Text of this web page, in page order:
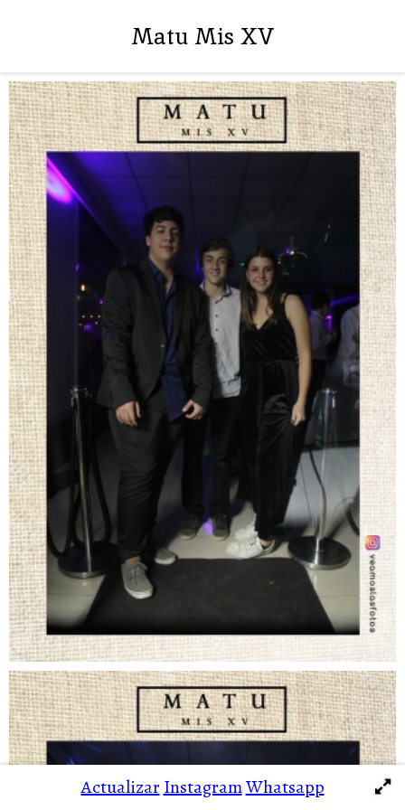
Matu Mis XV
Actualizar InstagramWhatsapp